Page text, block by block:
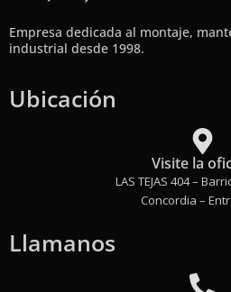
Empresa dedicada al montaje,
industrial desde 1998.
Ubicación
Visite la
LAS TEJAS 404 –
Concordia –
Llamanos